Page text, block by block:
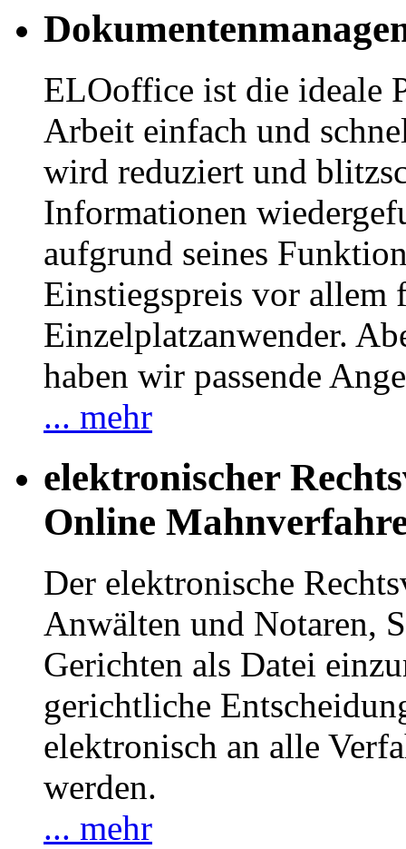
ELOoffice ist die ideale
Arbeit einfach und
wird reduziert und
Informationen
aufgrund seines
Einstiegspreis vor allem
Einzelplatzanwender.
haben wir passende
... mehr
elektronischer
Online
Der elektronische
Anwälten und Notaren,
Gerichten als Datei
gerichtliche
elektronisch an alle
werden.
... mehr